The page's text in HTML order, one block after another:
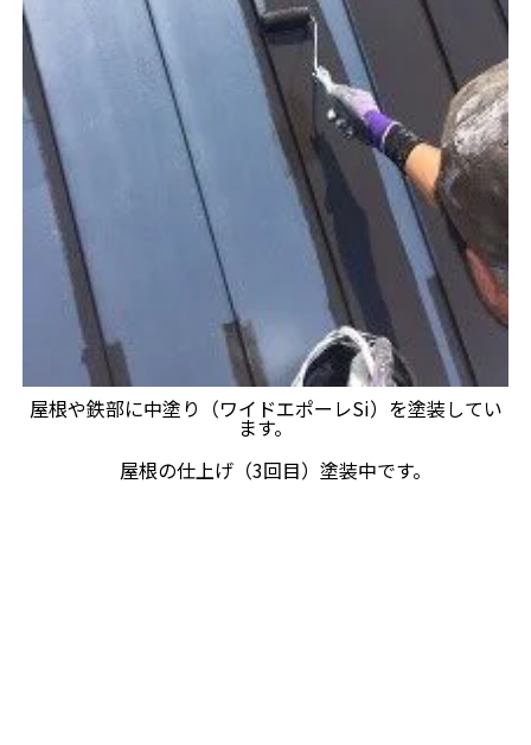
屋根や鉄部に中塗り（ワイドエポーレSi）を塗装してい
ます。
屋根の仕上げ（3回目）塗装中です。